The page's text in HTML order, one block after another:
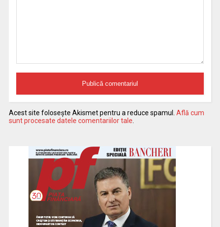
Acest site folosește Akismet pentru a reduce spamul. Află cum
sunt procesate datele comentariilor tale.